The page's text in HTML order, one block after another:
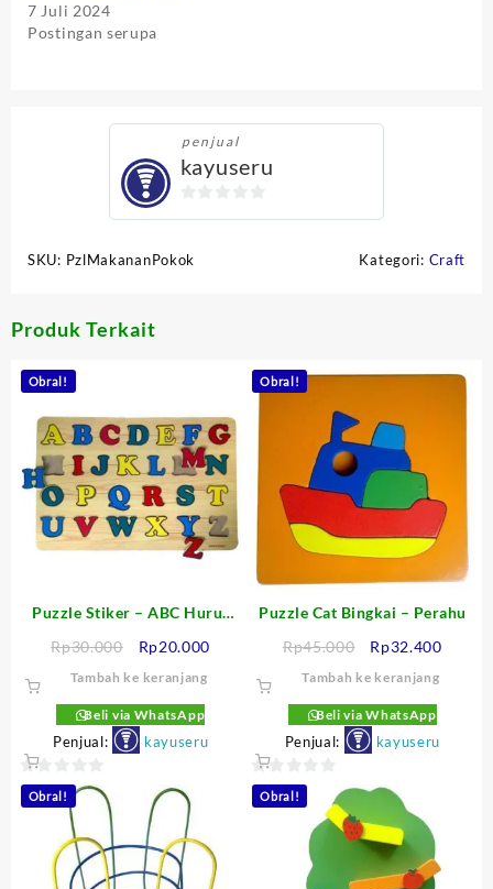
7 Juli 2024
Postingan serupa
penjual
kayuseru
of
SKU: PzlMakananPokok Kategori: Craft
Produk Terkait
Obral!
Puzzle Stiker – ABC Huruf
Rp30.000
Harga
aslinya
Rp30.000.
Rp20.000
Tambah ke keranjang
Beli via WhatsApp
Penjual: kayuseru
0
out
Obral!
Puzzle Cat Bingkai – Perahu
Rp45.000
Harga
aslinya
Rp45.000.
Rp32.400Harga
Tambah ke keranjang
Beli via WhatsApp
Penjual: kayuseru
0
out
Obral! Obral!